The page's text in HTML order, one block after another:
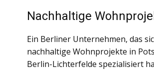
Nachhaltige
Ein Berliner Unternehmen, das
nachhaltige Wohnprojekte in
Berlin-Lichterfelde spezialisiert